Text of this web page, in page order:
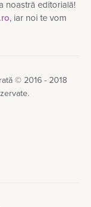
noastră editorială!
, iar noi te vom
© 2016 - 2018